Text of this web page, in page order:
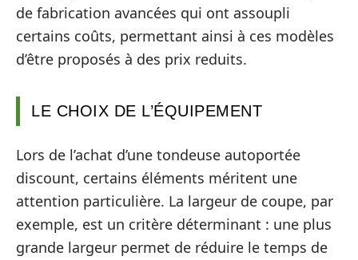
de fabrication avancées qui ont assoupli
certains coûts, permettant ainsi à ces modèles
d’être proposés à des prix reduits.
LE CHOIX DE L’ÉQUIPEMENT
Lors de l’achat d’une tondeuse autoportée
discount, certains éléments méritent une
attention particulière. La largeur de coupe, par
exemple, est un critère déterminant : une plus
grande largeur permet de réduire le temps de